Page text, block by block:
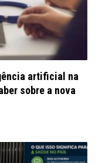
artificial na
sobre a nova